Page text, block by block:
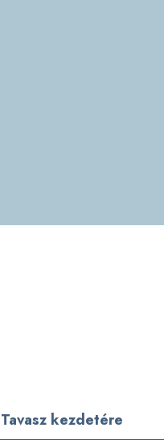
Tavasz kezdetére